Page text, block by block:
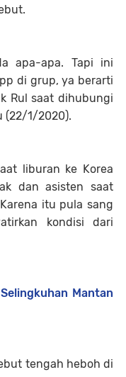
apa-apa. Tapi ini
di grup, ya berarti
Rul saat dihubungi
(22/1/2020).
liburan ke Korea
dan asisten saat
itu pula sang
kondisi dari
Mantan
tengah heboh di